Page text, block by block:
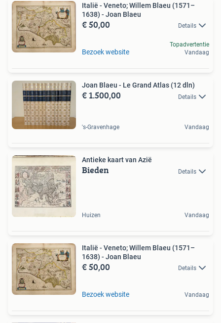
Italië - Veneto; Willem Blaeu (1571–
1638) - Joan Blaeu
€ 50,00 Details
Bezoek website
Topadvertentie
Vandaag
Joan Blaeu - Le Grand Atlas (12 dln)
€ 1.500,00 Details
's-Gravenhage Vandaag
Antieke kaart van Azië
Bieden Details
Huizen Vandaag
Italië - Veneto; Willem Blaeu (1571–
1638) - Joan Blaeu
€ 50,00 Details
Bezoek website Vandaag